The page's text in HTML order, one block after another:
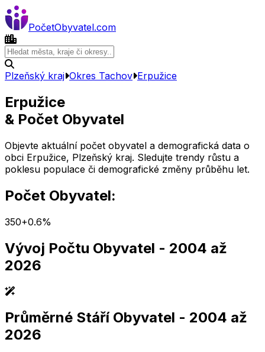
PočetObyvatel.com
Plzeňský kraj Okres Tachov Erpužice
Erpužice
& Počet Obyvatel
Objevte aktuální počet obyvatel a demografická data o
obci Erpužice, Plzeňský kraj. Sledujte trendy růstu a
poklesu populace či demografické změny průběhu let.
Počet Obyvatel:
350+0.6%
Vývoj Počtu Obyvatel - 2004 až
2026
2,005 2,010 2,015 2,020 2,025
2,005 2,010 2,015 2,020 2,025
Průměrné Stáří Obyvatel - 2004 až
2026